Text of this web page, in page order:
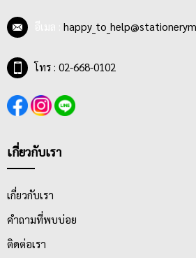
โทร : 02-668-0102
เกี่ยวกับเรา
เกี่ยวกับเรา
คำถามที่พบบ่อย
ติดต่อเรา